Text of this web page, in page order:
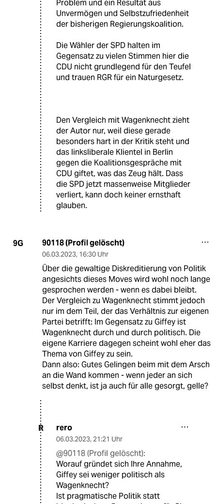
Problem und ein Resultat aus
Unvermögen und Selbstzufriedenheit
der bisherigen Regierungskoalition.
Die Wähler der SPD halten im
Gegensatz zu vielen Stimmen hier die
CDU nicht grundlegend für den Teufel
und trauen RGR für ein Naturgesetz.
Den Vergleich mit Wagenknecht zieht
der Autor nur, weil diese gerade
besonders hart in der Kritik steht und
das linksliberale Klientel in Berlin
gegen die Koalitionsgespräche mit
CDU giftet, was das Zeug hält. Dass
die SPD jetzt massenweise Mitglieder
verliert, kann doch keiner ernsthaft
glauben.
9G 90118 (Profil gelöscht)
06.03.2023, 16:30 Uhr
Über die gewaltige Diskreditierung von Politik
angesichts dieses Moves wird wohl noch lange
gesprochen werden - wenn es dabei bleibt.
Der Vergleich zu Wagenknecht stimmt jedoch
nur im dem Teil, der das Verhältnis zur eigenen
Partei betrifft: Im Gegensatz zu Giffey ist
Wagenknecht durch und durch politisch. Die
eigene Karriere dagegen scheint wohl eher das
Thema von Giffey zu sein.
Dann also: Gutes Gelingen beim mit dem Arsch
an die Wand kommen - wenn jeder an sich
selbst denkt, ist ja auch für alle gesorgt, gelle?
R rero
06.03.2023, 21:21 Uhr
@90118 (Profil gelöscht):
Worauf gründet sich Ihre Annahme,
Giffey sei weniger politisch als
Wagenknecht?
Ist pragmatische Politik statt